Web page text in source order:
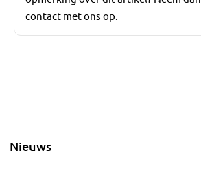
contact met ons op.
Nieuws